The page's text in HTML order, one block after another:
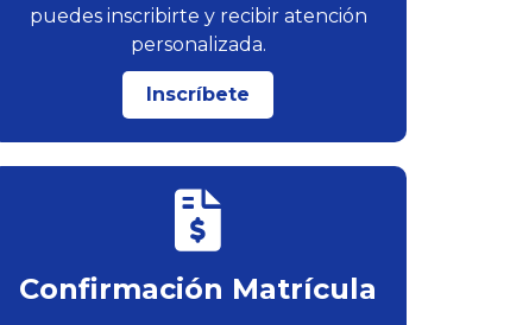
puedes inscribirte y recibir atención
personalizada.
Inscríbete
Confirmación Matrícula